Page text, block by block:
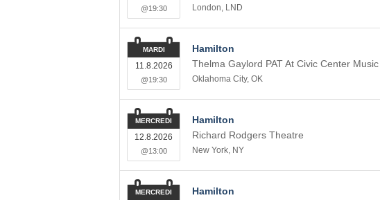
London, LND
@19:30
Hamilton
Thelma Gaylord PAT At Civic Center
Oklahoma City, OK
MARDI
11.8.2026
@19:30
Hamilton
Richard Rodgers Theatre
New York, NY
MERCREDI
12.8.2026
@13:00
Hamilton
MERCREDI